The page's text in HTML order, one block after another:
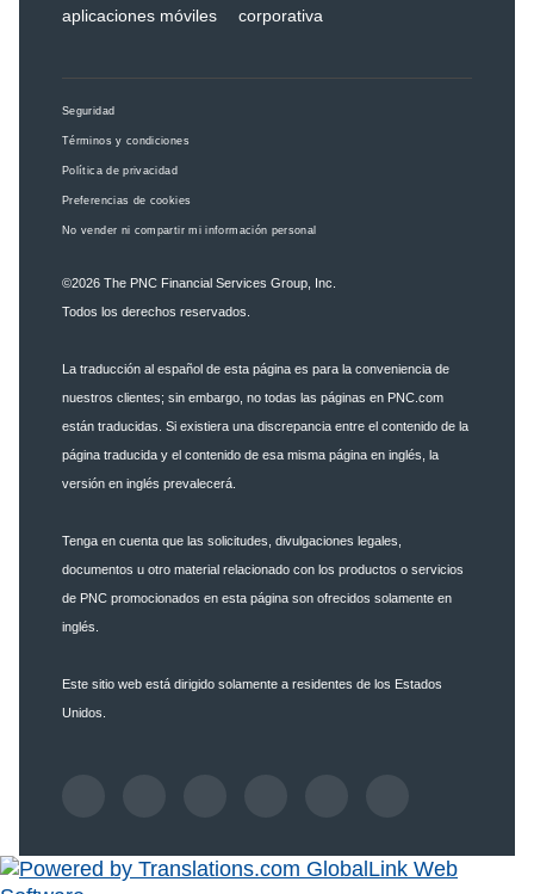
aplicaciones móviles
corporativa
Seguridad
Términos y condiciones
Política de privacidad
Preferencias de cookies
No vender ni compartir mi información personal
©2026 The PNC Financial Services Group, Inc.
Todos los derechos reservados.
La traducción al español de esta página es para la conveniencia de
nuestros clientes; sin embargo, no todas las páginas en PNC.com
están traducidas. Si existiera una discrepancia entre el contenido de la
página traducida y el contenido de esa misma página en inglés, la
versión en inglés prevalecerá.
Tenga en cuenta que las solicitudes, divulgaciones legales,
documentos u otro material relacionado con los productos o servicios
de PNC promocionados en esta página son ofrecidos solamente en
inglés.
Este sitio web está dirigido solamente a residentes de los Estados
Unidos.